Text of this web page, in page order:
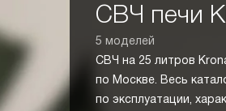
СВЧ печи
5 моделей
СВЧ на 25 литров
по Москве. Весь
по эксплуатации,